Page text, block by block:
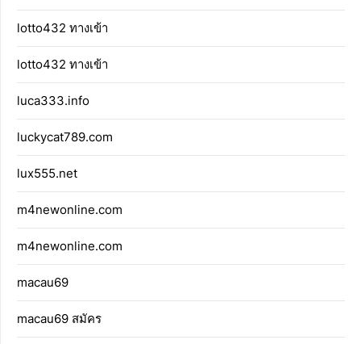
lotto432 ทางเข้า
lotto432 ทางเข้า
luca333.info
luckycat789.com
lux555.net
m4newonline.com
m4newonline.com
macau69
macau69 สมัคร